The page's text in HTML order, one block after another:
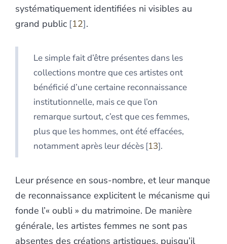
systématiquement identifiées ni visibles au
grand public 12 .
Le simple fait d’être présentes dans les
collections montre que ces artistes ont
bénéficié d’une certaine reconnaissance
institutionnelle, mais ce que l’on
remarque surtout, c’est que ces femmes,
plus que les hommes, ont été effacées,
notamment après leur décès 13 .
Leur présence en sous-nombre, et leur manque
de reconnaissance explicitent le mécanisme qui
fonde l’« oubli » du matrimoine. De manière
générale, les artistes femmes ne sont pas
absentes des créations artistiques, puisqu’il